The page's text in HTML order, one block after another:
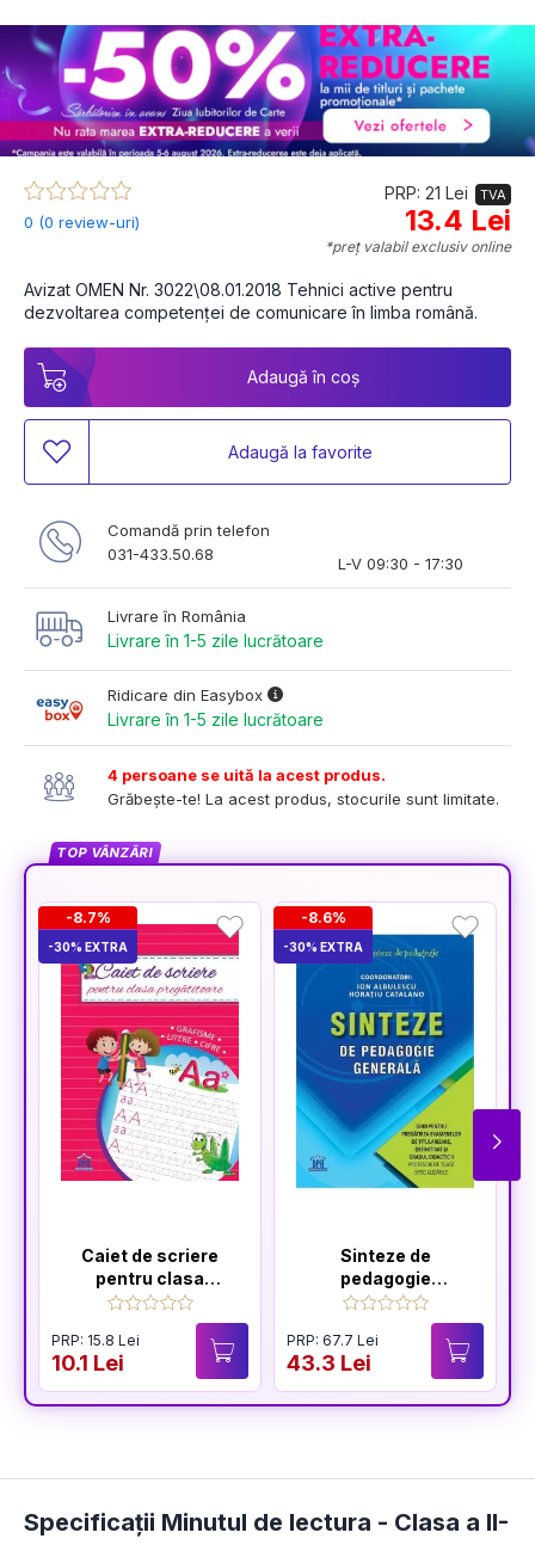
0 (0 review-uri)
PRP: 21 Lei TVA
13.4 Lei
*preț valabil exclusiv online
Avizat OMEN Nr. 3022\08.01.2018 Tehnici active pentru
dezvoltarea competenței de comunicare în limba română.
Adaugă în coș
Adaugă la favorite
Comandă prin telefon
031-433.50.68
L-V 09:30 - 17:30
Livrare în România
Livrare în 1-5 zile lucrătoare
Ridicare din Easybox
Livrare în 1-5 zile lucrătoare
4 persoane se uită la acest produs.
Grăbește-te! La acest produs, stocurile sunt limitate.
TOP VÂNZĂRI
-8.7%
-30% EXTRA
Caiet de scriere
pentru clasa
pregatitoare
PRP: 15.8 Lei
10.1 Lei
-8.6%
-30% EXTRA
Sinteze de
pedagogie
generală: Ghid
pentru pregătirea
examenelor de
titularizare,
definitivat și gradul
didactic II
PRP: 67.7 Lei
43.3 Lei
Specificații Minutul de lectura - Clasa a II-